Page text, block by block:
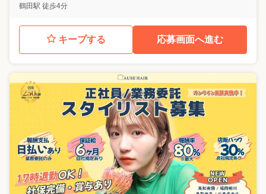
鶴田駅 徒歩4分
キープする 応募画面へ進む